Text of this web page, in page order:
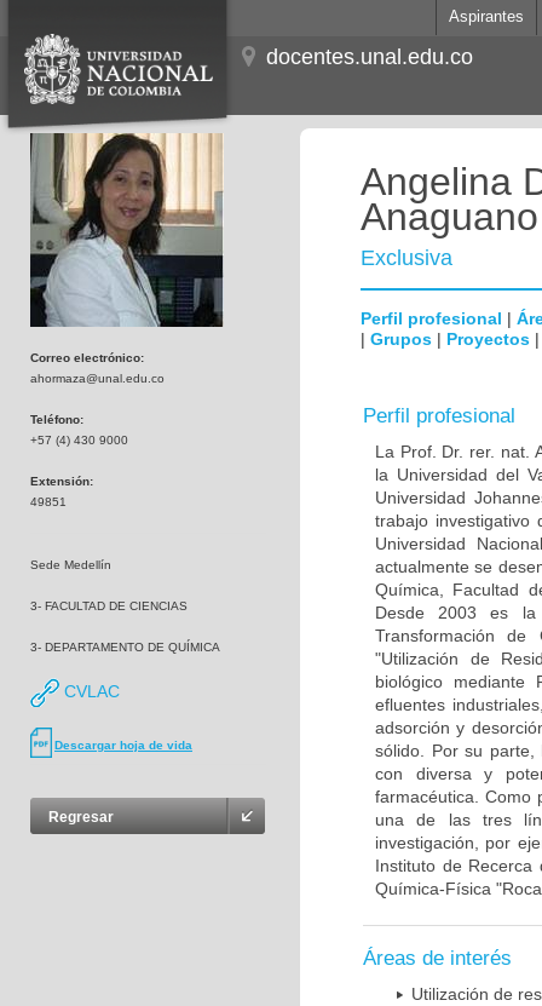
Aspirantes
docentes.unal.edu.co
Correo electrónico:
ahormaza@unal.edu.co
Teléfono:
+57 (4) 430 9000
Extensión:
49851
Sede Medellín
3- FACULTAD DE CIENCIAS
3- DEPARTAMENTO DE QUÍMICA
CVLAC
Descargar hoja de vida
Regresar
Angelina
Anaguano
Exclusiva
Perfil profesional |
| Grupos | Proyectos
Perfil profesional
La Prof. Dr. rer. nat.
la Universidad del
Universidad
trabajo investigativo
Universidad
actualmente se
Química, Facultad
Desde 2003 es la
Transformación de
"Utilización de
biológico mediante
efluentes
adsorción y
sólido. Por su
con diversa y
farmacéutica. Como
una de las tres
investigación, por
Instituto de Recerca
Química-Física
Áreas de interés
Utilización de